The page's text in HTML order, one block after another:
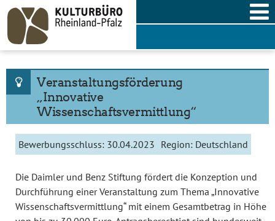
Skip
content
Veranstaltungsförderung
„Innovative
Wissenschaftsvermittlung“
Bewerbungsschluss: 30.04.2023 Region: Deutschland
Die Daimler und Benz Stiftung fördert die Konzeption und
Durchführung einer Veranstaltung zum Thema „Innovative
Wissenschaftsvermittlung“ mit einem Gesamtbetrag in Höhe